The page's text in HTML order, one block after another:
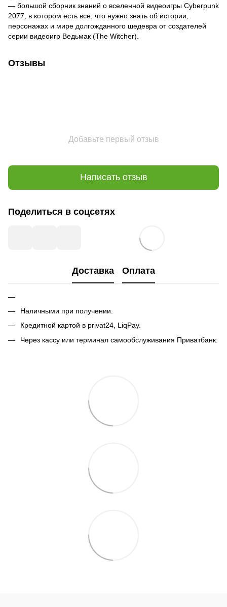
— большой сборник знаний о вселенной видеоигры Cyberpunk
2077, в котором есть все, что нужно знать об истории,
персонажах и мире долгожданного шедевра от создателей
серии видеоигр Ведьмак (The Witcher).
Отзывы
Добавьте первый отзыв
Написать отзыв
Поделиться в соцсетях
Доставка Оплата
Наличными при получении.
Кредитной картой в privat24, LiqPay.
Через кассу или терминал самообслуживания Приватбанк.